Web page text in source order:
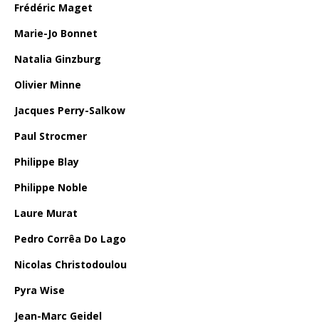
Frédéric Maget
Marie-Jo Bonnet
Natalia Ginzburg
Olivier Minne
Jacques Perry-Salkow
Paul Strocmer
Philippe Blay
Philippe Noble
Laure Murat
Pedro Corrêa Do Lago
Nicolas Christodoulou
Pyra Wise
Jean-Marc Geidel